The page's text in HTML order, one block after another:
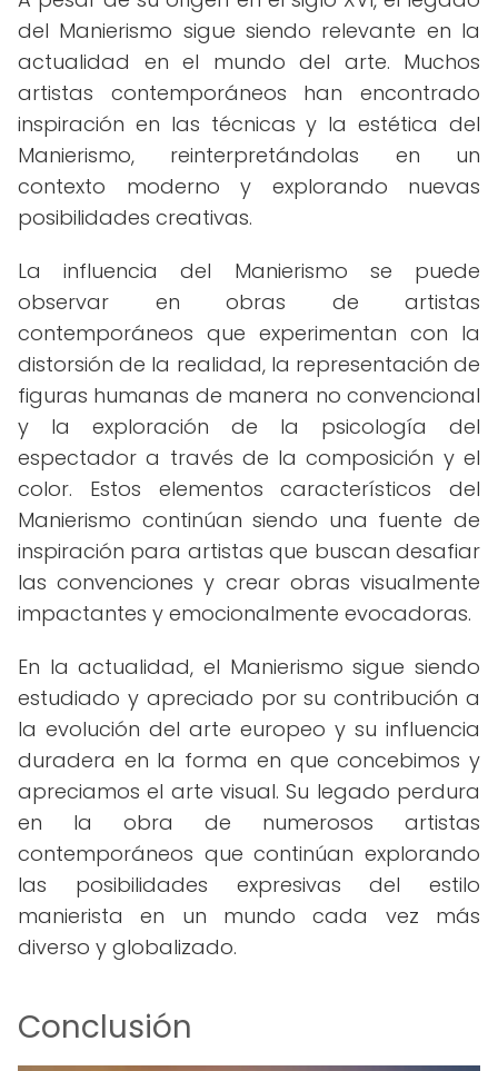
del Manierismo sigue siendo relevante en la
actualidad en el mundo del arte. Muchos
artistas contemporáneos han encontrado
inspiración en las técnicas y la estética del
Manierismo, reinterpretándolas en un
contexto moderno y explorando nuevas
posibilidades creativas.
La influencia del Manierismo se puede
observar en obras de artistas
contemporáneos que experimentan con la
distorsión de la realidad, la representación de
figuras humanas de manera no convencional
y la exploración de la psicología del
espectador a través de la composición y el
color. Estos elementos característicos del
Manierismo continúan siendo una fuente de
inspiración para artistas que buscan desafiar
las convenciones y crear obras visualmente
impactantes y emocionalmente evocadoras.
En la actualidad, el Manierismo sigue siendo
estudiado y apreciado por su contribución a
la evolución del arte europeo y su influencia
duradera en la forma en que concebimos y
apreciamos el arte visual. Su legado perdura
en la obra de numerosos artistas
contemporáneos que continúan explorando
las posibilidades expresivas del estilo
manierista en un mundo cada vez más
diverso y globalizado.
Conclusión